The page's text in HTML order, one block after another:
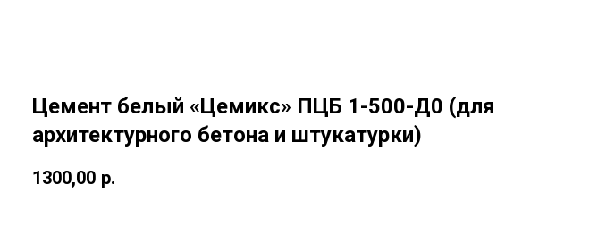
Цемент белый «Цемикс» ПЦБ 1-500-Д0 (для
архитектурного бетона и штукатурки)
1300,00 р.